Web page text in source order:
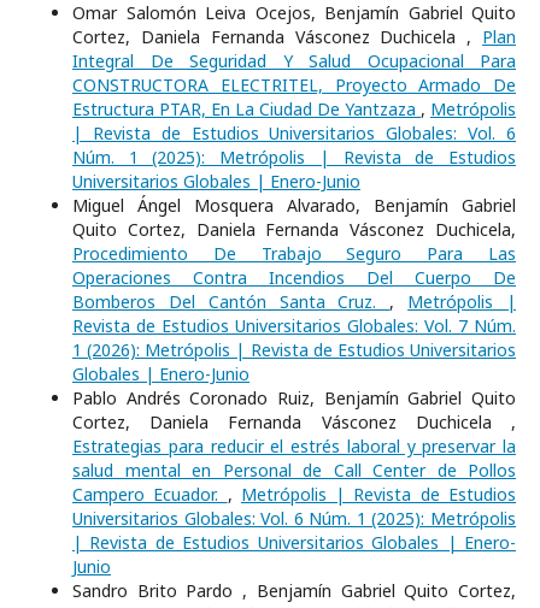
Omar Salomón Leiva Ocejos, Benjamín Gabriel Quito
Cortez, Daniela Fernanda Vásconez Duchicela , Plan
Integral De Seguridad Y Salud Ocupacional Para
CONSTRUCTORA ELECTRITEL, Proyecto Armado De
Estructura PTAR, En La Ciudad De Yantzaza , Metrópolis
| Revista de Estudios Universitarios Globales: Vol. 6
Núm. 1 (2025): Metrópolis | Revista de Estudios
Universitarios Globales | Enero-Junio
Miguel Ángel Mosquera Alvarado, Benjamín Gabriel
Quito Cortez, Daniela Fernanda Vásconez Duchicela,
Procedimiento De Trabajo Seguro Para Las
Operaciones Contra Incendios Del Cuerpo De
Bomberos Del Cantón Santa Cruz. , Metrópolis |
Revista de Estudios Universitarios Globales: Vol. 7 Núm.
1 (2026): Metrópolis | Revista de Estudios Universitarios
Globales | Enero-Junio
Pablo Andrés Coronado Ruiz, Benjamín Gabriel Quito
Cortez, Daniela Fernanda Vásconez Duchicela ,
Estrategias para reducir el estrés laboral y preservar la
salud mental en Personal de Call Center de Pollos
Campero Ecuador. , Metrópolis | Revista de Estudios
Universitarios Globales: Vol. 6 Núm. 1 (2025): Metrópolis
| Revista de Estudios Universitarios Globales | Enero-
Junio
Sandro Brito Pardo , Benjamín Gabriel Quito Cortez,